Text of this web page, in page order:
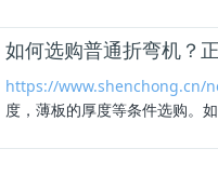
如何选购普通折弯机？
https://www.shenchong.cn/
度，薄板的厚度等条件选购。